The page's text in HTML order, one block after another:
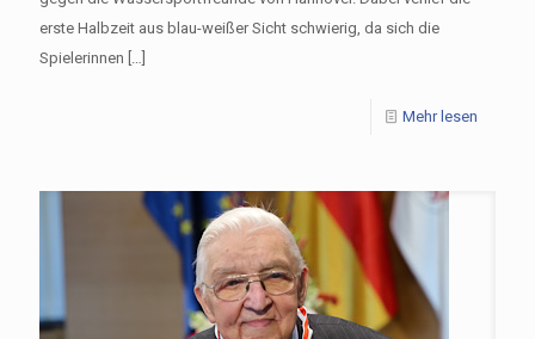
erste Halbzeit aus blau-weißer Sicht schwierig, da sich die
Spielerinnen […]
Mehr lesen